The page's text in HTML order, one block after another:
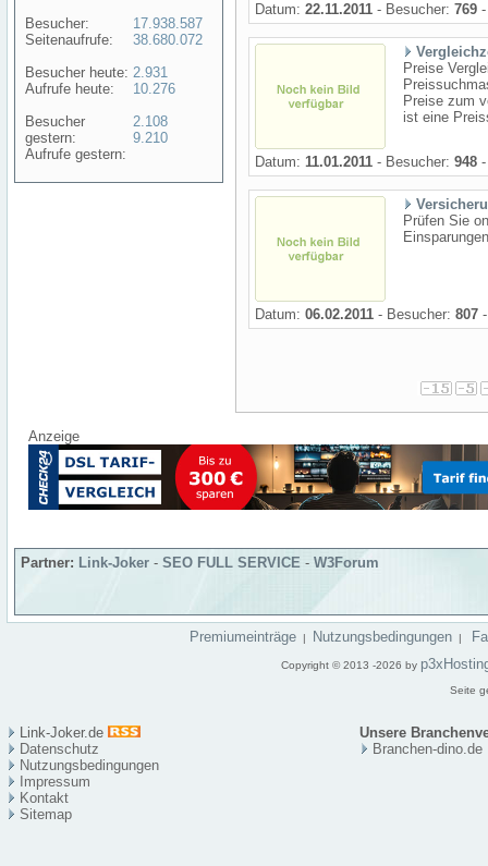
Besucher:
Seitenaufrufe:
Besucher heute:
Aufrufe heute:
Besucher
gestern:
Aufrufe gestern:
17.938.587
38.680.072
2.931
10.276
2.108
9.210
Datum: 22.11.2011 - Besucher: 769
Preise
Preise zum
ist eine
Datum: 11.01.2011 - Besucher: 948
Prüfen Sie
Datum: 06.02.2011 - Besucher: 807
Anzeige
Partner: Link-Joker - SEO FULL SERVICE - W3Forum
Premiumeinträge | Nutzungsbedingungen |
Copyright © 2013 -2026 by
Seite
Link-Joker.de
Unsere
Datenschutz
Nutzungsbedingungen
Impressum
Kontakt
Sitemap
Branchen-dino.de